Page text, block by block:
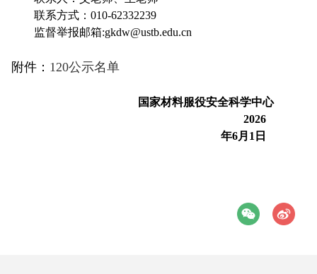
联系方式： 010-62332239
监督举报邮箱:gkdw@ustb.edu.cn
附件： 120公示名单
国家材料服役安全科学中心
2026
年6月 1 日